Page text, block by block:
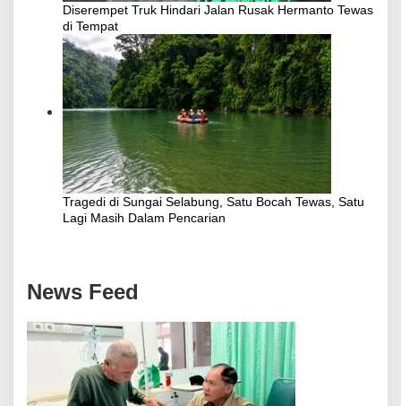
Diserempet Truk Hindari Jalan Rusak Hermanto Tewas
di Tempat
Tragedi di Sungai Selabung, Satu Bocah Tewas, Satu
Lagi Masih Dalam Pencarian
News Feed